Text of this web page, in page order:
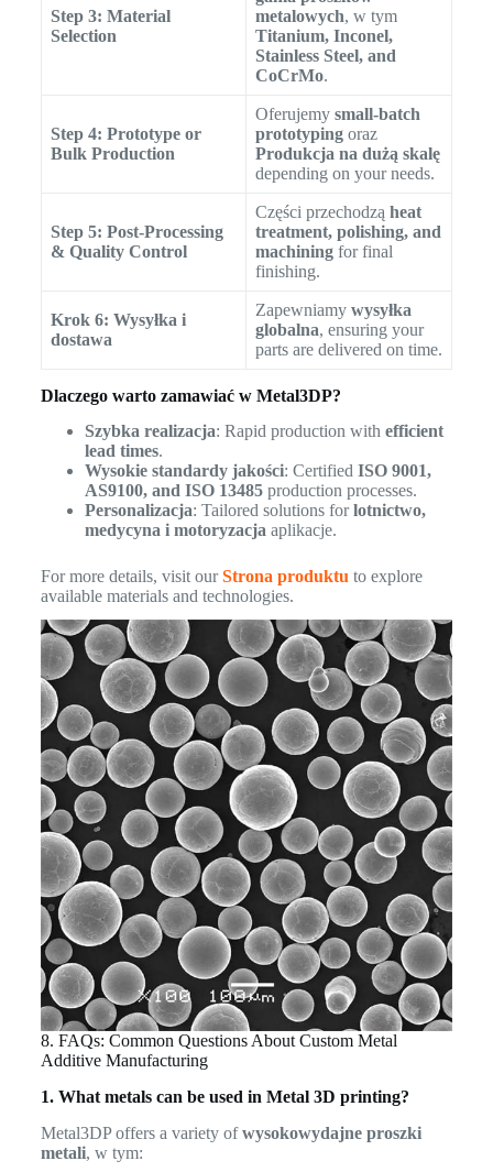
Step 3: Material
Selection
metalowych, w tym
Titanium, Inconel,
Stainless Steel, and
CoCrMo.
Step 4: Prototype or
Bulk Production
Oferujemy small-batch
prototypingoraz
Produkcja na dużą skalę
depending on your needs.
Step 5: Post-Processing
& Quality Control
Części przechodzą heat
treatment, polishing, and
machiningfor final
finishing.
Krok 6: Wysyłka i
dostawa
Zapewniamy wysyłka
globalna, ensuring your
parts are delivered on time.
Dlaczego warto zamawiać w Metal3DP?
Szybka realizacja: Rapid production with efficient
lead times.
Wysokie standardy jakości: Certified ISO 9001,
AS9100, and ISO 13485production processes.
Personalizacja: Tailored solutions forlotnictwo,
medycyna i motoryzacja aplikacje.
For more details, visit ourStrona produktu to explore
available materials and technologies.
8. FAQs: Common Questions About Custom Metal
Additive Manufacturing
1. What metals can be used in Metal 3D printing?
Metal3DP offers a variety ofwysokowydajne proszki
metali, w tym: